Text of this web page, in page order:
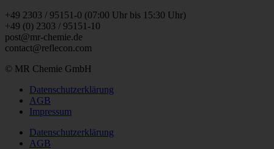
+49 2303 / 95151-0 (07:00 Uhr bis 15:30 Uhr)
+49 (0) 2303 / 95151-10
post@mr-chemie.de
contact@reflecon.com
© MR Chemie GmbH
Datenschutzerklärung
AGB
Impressum
Datenschutzerklärung
AGB